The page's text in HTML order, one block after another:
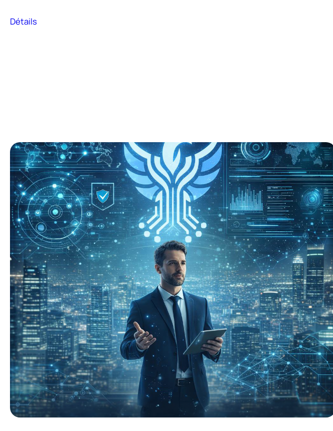
Détails